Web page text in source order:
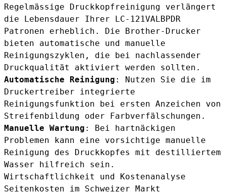
Regelmässige Druckkopfreinigung verlängert
die Lebensdauer Ihrer LC-121VALBPDR
Patronen erheblich. Die Brother-Drucker
bieten automatische und manuelle
Reinigungszyklen, die bei nachlassender
Druckqualität aktiviert werden sollten.
Automatische Reinigung : Nutzen Sie die im
Druckertreiber integrierte
Reinigungsfunktion bei ersten Anzeichen von
Streifenbildung oder Farbverfälschungen.
Manuelle Wartung : Bei hartnäckigen
Problemen kann eine vorsichtige manuelle
Reinigung des Druckkopfes mit destilliertem
Wasser hilfreich sein.
Wirtschaftlichkeit und Kostenanalyse
Seitenkosten im Schweizer Markt